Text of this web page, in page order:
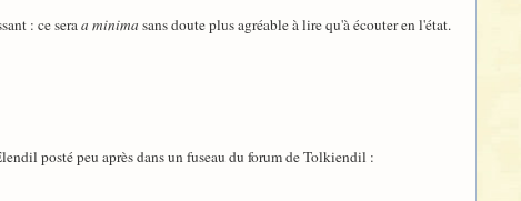
: ce seraa minima sans doute plus agréable à lire qu'à écouter en l'état.
posté peu après dans un fuseau du forum de Tolkiendil :